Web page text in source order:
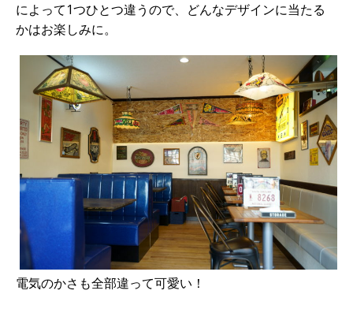
によって1つひとつ違うので、どんなデザインに当たる
かはお楽しみに。
電気のかさも全部違って可愛い！